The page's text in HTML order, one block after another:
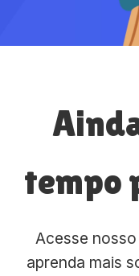
tempo
Acesse
aprenda mais